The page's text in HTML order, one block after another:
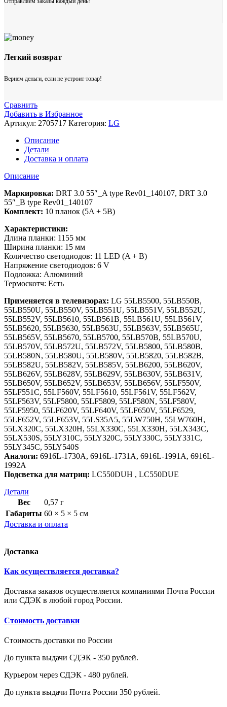
Легкий возврат
Вернем деньги, если не устроит товар!
Сравнить
Добавить в Избранное
Артикул: 2705717 Категория: LG
Описание
Детали
Доставка и оплата
Описание
Маркировка: DRT 3.0 55″_A type Rev01_140107, DRT 3.0
55″_B type Rev01_140107
Комплект: 10 планок (5A + 5B)
Характеристики:
Длина планки: 1155 мм
Ширина планки: 15 мм
Количество светодиодов: 11 LED (A + B)
Напряжение светодиодов: 6 V
Подложка: Алюминий
Термоскотч: Есть
Применяется в телевизорах: LG 55LB5500, 55LB550B,
55LB550U, 55LB550V, 55LB551U, 55LB551V, 55LB552U,
55LB552V, 55LB5610, 55LB561B, 55LB561U, 55LB561V,
55LB5620, 55LB5630, 55LB563U, 55LB563V, 55LB565U,
55LB565V, 55LB5670, 55LB5700, 55LB570B, 55LB570U,
55LB570V, 55LB572U, 55LB572V, 55LB5800, 55LB580B,
55LB580N, 55LB580U, 55LB580V, 55LB5820, 55LB582B,
55LB582U, 55LB582V, 55LB585V, 55LB6200, 55LB620V,
55LB626V, 55LB628V, 55LB629V, 55LB630V, 55LB631V,
55LB650V, 55LB652V, 55LB653V, 55LB656V, 55LF550V,
55LF551C, 55LF560V, 55LF5610, 55LF561V, 55LF562V,
55LF563V, 55LF5800, 55LF5809, 55LF580N, 55LF580V,
55LF5950, 55LF620V, 55LF640V, 55LF650V, 55LF6529,
55LF652V, 55LF653V, 55LS35A5, 55LW750H, 55LW760H,
55LX320C, 55LX320H, 55LX330C, 55LX330H, 55LX343C,
55LX530S, 55LY310C, 55LY320C, 55LY330C, 55LY331C,
55LY345C, 55LY540S
Аналоги: 6916L-1730A, 6916L-1731A, 6916L-1991A, 6916L-
1992A
Подсветка для матриц: LC550DUH , LC550DUE
Детали
Вес
0,57 г
Габариты 60 × 5 × 5 см
Доставка и оплата
Доставка
Как осуществляется доставка?
Доставка заказов осуществляется компаниями Почта России
или СДЭК в любой город России.
Стоимость доставки
Стоимость доставки по России
До пункта выдачи СДЭК - 350 рублей.
Курьером через СДЭК - 480 рублей.
До пункта выдачи Почта России 350 рублей.